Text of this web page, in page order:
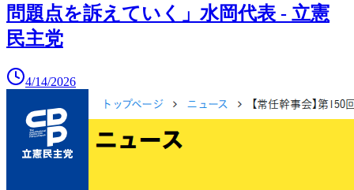
問題点を訴えていく」水岡代表 - 立憲
民主党
4/14/2026